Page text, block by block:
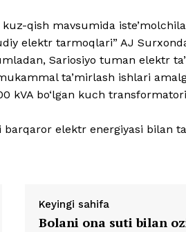
qish mavsumida
elektr tarmoqlari” AJ
Sariosiyo tuman elektr
ta’mirlash ishlari
kVA bo‘lgan kuch
elektr energiyasi bilan
Keyingi sahifa
Bolani ona suti bilan